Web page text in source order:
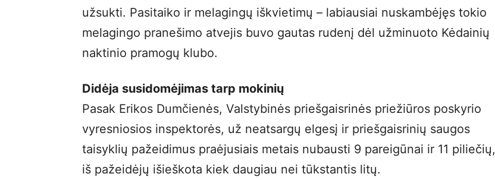
užsukti. Pasitaiko ir melagingų iškvietimų – labiausiai nuskambėjęs tokio
melagingo pranešimo atvejis buvo gautas rudenį dėl užminuoto Kėdainių
naktinio pramogų klubo.
Didėja susidomėjimas tarp mokinių
Pasak Erikos Dumčienės, Valstybinės priešgaisrinės priežiūros poskyrio
vyresniosios inspektorės, už neatsargų elgesį ir priešgaisrinių saugos
taisyklių pažeidimus praėjusiais metais nubausti 9 pareigūnai ir 11 piliečių,
iš pažeidėjų išieškota kiek daugiau nei tūkstantis litų.